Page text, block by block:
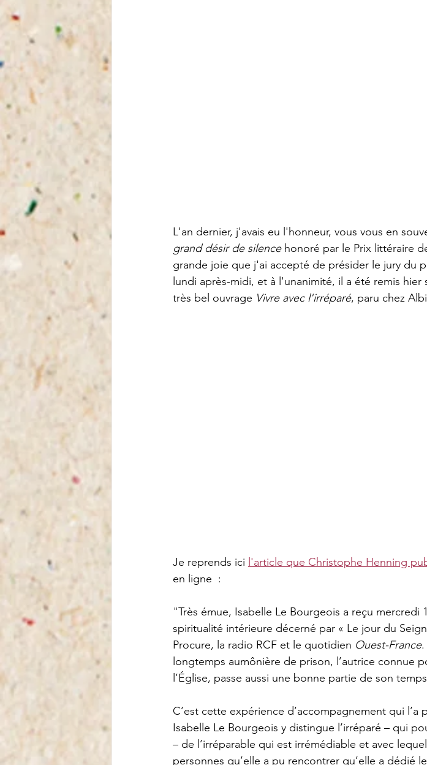
L'an dernier, j'avais eu l'honneur, vous vous en
grand désir de silence honoré par le Prix littéraire
grande joie que j'ai accepté de présider le jury du
lundi après-midi, et à l'unanimité, il a été remis
très bel ouvrage Vivre avec l'irréparé, paru chez
Je reprends ici l'article que Christophe Henning
en ligne  :
"Très émue, Isabelle Le Bourgeois a reçu
spiritualité intérieure décerné par « Le jour du
Procure, la radio RCF et le quotidien Ouest-France.
longtemps aumônière de prison, l’autrice connue
l’Église, passe aussi une bonne partie de son temps
C’est cette expérience d’accompagnement qui l’a
Isabelle Le Bourgeois y distingue l’irréparé – qui
– de l’irréparable qui est irrémédiable et avec
personnes qu’elle a pu rencontrer qu’elle a dédié